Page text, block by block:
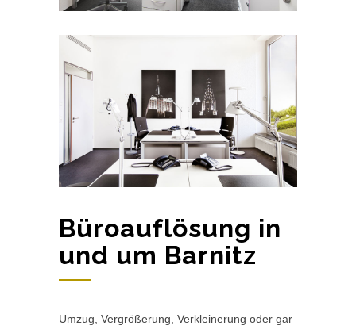
Büroauflösung in
und um Barnitz
Umzug, Vergrößerung, Verkleinerung oder gar